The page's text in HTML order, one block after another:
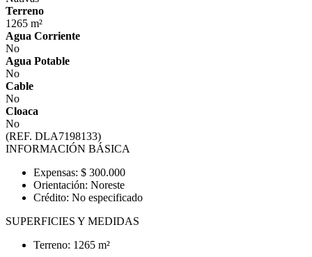
Terreno
1265 m²
Agua Corriente
No
Agua Potable
No
Cable
No
Cloaca
No
(REF. DLA7198133)
INFORMACIÓN BÁSICA
Expensas: $ 300.000
Orientación: Noreste
Crédito: No especificado
SUPERFICIES Y MEDIDAS
Terreno: 1265 m²